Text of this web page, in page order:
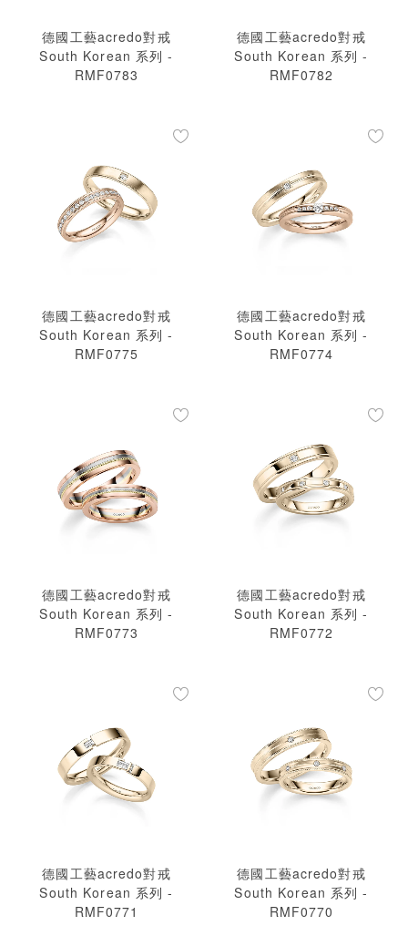
德國工藝acredo對戒
South Korean 系列 -
RMF0783
德國工藝acredo對戒
South Korean 系列 -
RMF0782
德國工藝acredo對戒
South Korean 系列 -
RMF0775
德國工藝acredo對戒
South Korean 系列 -
RMF0774
德國工藝acredo對戒
South Korean 系列 -
RMF0773
德國工藝acredo對戒
South Korean 系列 -
RMF0772
德國工藝acredo對戒
South Korean 系列 -
RMF0771
德國工藝acredo對戒
South Korean 系列 -
RMF0770